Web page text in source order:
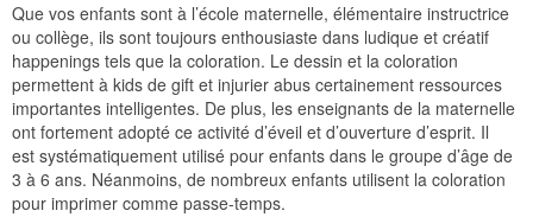
Que vos enfants sont à l’école maternelle, élémentaire instructrice
ou collège, ils sont toujours enthousiaste dans ludique et créatif
happenings tels que la coloration. Le dessin et la coloration
permettent à kids de gift et injurier abus certainement ressources
importantes intelligentes. De plus, les enseignants de la maternelle
ont fortement adopté ce activité d’éveil et d’ouverture d’esprit. Il
est systématiquement utilisé pour enfants dans le groupe d’âge de
3 à 6 ans. Néanmoins, de nombreux enfants utilisent la coloration
pour imprimer comme passe-temps.